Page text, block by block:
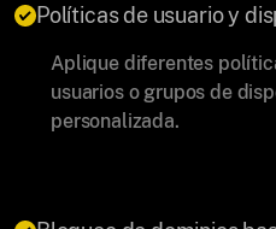
Políticas de usuario y
Aplique diferentes
usuarios o grupos de
personalizada.